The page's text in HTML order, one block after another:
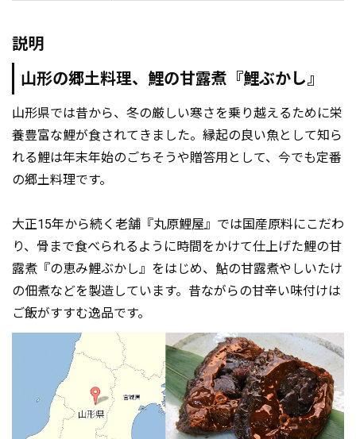
説明
山形の郷土料理、鯉の甘露煮『鯉ぶかし』
山形県では昔から、冬の厳しい寒さを乗り越えるために栄
養豊富な鯉が食されてきました。縁起の良い魚として知ら
れる鯉は年末年始のごちそうや贈答用として、今でも定番
の郷土料理です。
大正15年から続く老舗『丸原鯉屋』では国産原料にこだわ
り、骨まで食べられるように時間をかけて仕上げた鯉の甘
露煮『の恵み鯉ぶかし』をはじめ、鮎の甘露煮やしいたけ
の佃煮などを製造しています。昔ながらの甘辛い味付けは
ご飯がすすむ逸品です。